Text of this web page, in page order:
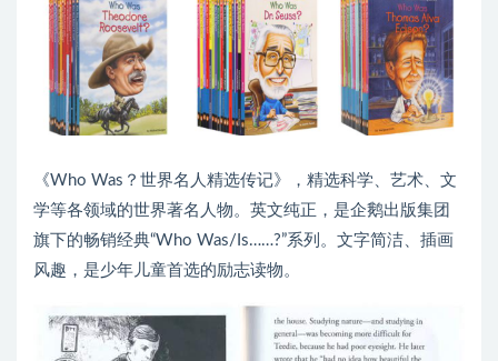
《Who Was？世界名人精选传记》，精选科学、艺术、文
学等各领域的世界著名人物。英文纯正，是企鹅出版集团
旗下的畅销经典“Who Was/Is……?”系列。文字简洁、插画
风趣，是少年儿童首选的励志读物。